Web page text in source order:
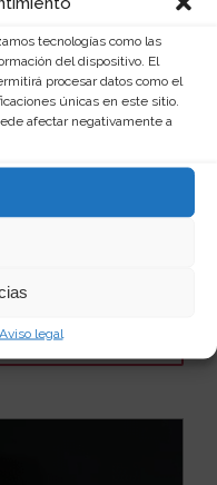
tecnologías como las
del dispositivo. El
procesar datos como el
únicas en este sitio.
afectar negativamente a
Aviso legal
control por
asustar o causar
controlada ...